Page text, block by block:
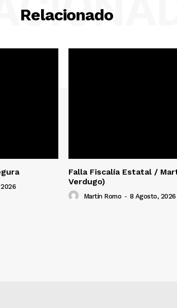
Relacionado
Falla Fiscalía Estatal /
Verdugo)
Martín Romo - 8 Agosto, 2026